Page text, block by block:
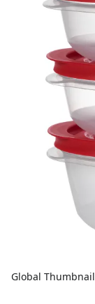
Global Thumbnail